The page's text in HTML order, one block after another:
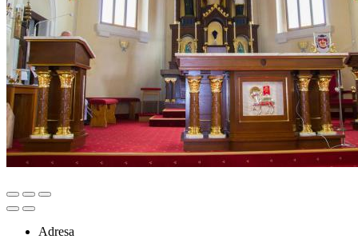
Adresa